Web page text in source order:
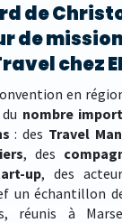
de
de
chez
en
nombre
: des Travel
, des
up, des
un échantillon
réunis à